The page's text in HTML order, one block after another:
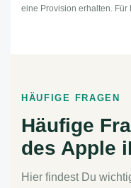
eine Provision erhalten.
HÄUFIGE FRAGEN
Häufige
des Apple
Hier findest Du